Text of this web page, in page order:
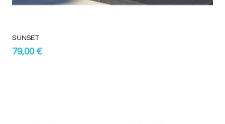
Gli articoli sono confezionati in base agli step imposti durante la
caratteristiche diverse da quelle predefinite, si consiglia di
SUNSET
79,00 €